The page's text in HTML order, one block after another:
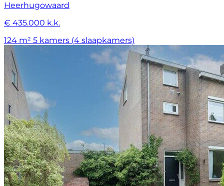
Heerhugowaard
€ 435.000 k.k.
124 m² 5 kamers (4 slaapkamers)